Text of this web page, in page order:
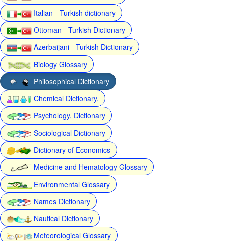
Italian - Turkish dictionary
Ottoman - Turkish Dictionary
Azerbaijani - Turkish Dictionary
Biology Glossary
Philosophical Dictionary
Chemical Dictionary,
Psychology, Dictionary
Sociological Dictionary
Dictionary of Economics
Medicine and Hematology Glossary
Environmental Glossary
Names Dictionary
Nautical Dictionary
Meteorological Glossary